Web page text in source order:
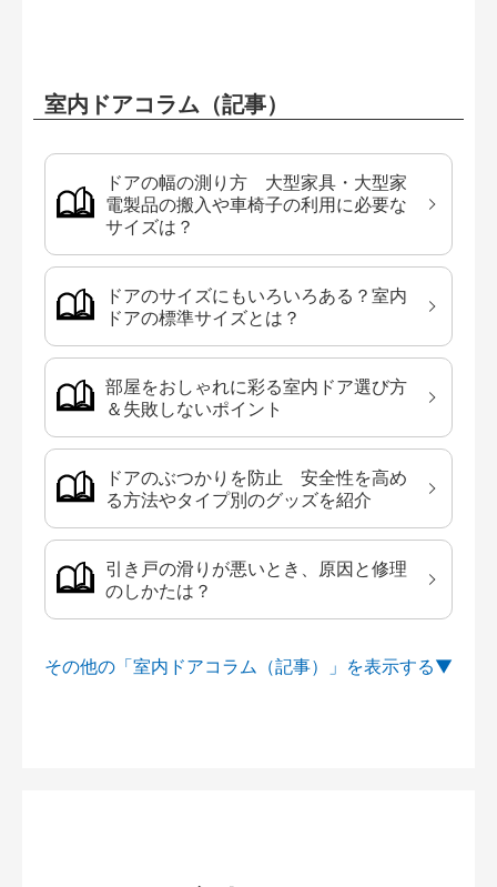
室内ドアコラム（記事）
ドアの幅の測り方 大型家具・大型家
電製品の搬入や車椅子の利用に必要な
サイズは？
ドアのサイズにもいろいろある？室内
ドアの標準サイズとは？
部屋をおしゃれに彩る室内ドア選び方
＆失敗しないポイント
ドアのぶつかりを防止 安全性を高め
る方法やタイプ別のグッズを紹介
引き戸の滑りが悪いとき、原因と修理
のしかたは？
その他の「室内ドアコラム（記事）」を